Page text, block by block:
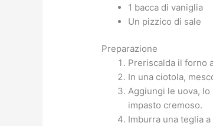
1 bacca di vaniglia
Un pizzico di sale
Preparazione
Preriscalda il forno
In una ciotola,
Aggiungi le uova, lo
impasto cremoso.
Imburra una teglia